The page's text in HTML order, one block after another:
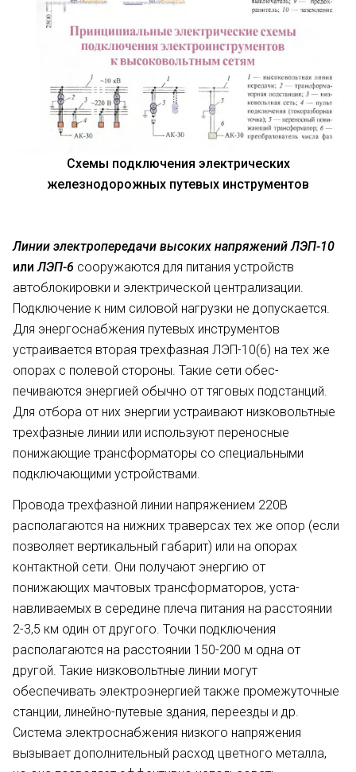
Схемы подключения электрических
железнодорожных путевых инструментов
Линии электропередачи высоких напряжений ЛЭП-10
илиЛЭП-6 сооружаются для питания устройств
автоблокировки и электрической централизации.
Подключение к ним силовой нагрузки не допускается.
Для энергоснабжения путевых инст­рументов
устраивается вторая трех­фазная ЛЭП-10(6) на тех же
опорах с полевой стороны. Такие сети обес­
печиваются энергией обычно от тя­говых подстанций.
Для отбора от них энергии устраивают низковольт­ные
трехфазные линии или исполь­зуют переносные
понижающие трансформаторы со специальными
подключающими устройствами.
Провода трехфазной линии напря­жением 220В
располагаются на нижних траверсах тех же опор (если
позволяет вертикальный габарит) или на опорах
контактной сети. Они получают энергию от
понижающих мачтовых трансформаторов, уста­
навливаемых в середине плеча пита­ния на расстоянии
2-3,5 км один от другого. Точки подключения
располагаются на рассто­янии 150-200 м одна от
другой. Та­кие низковольтные линии могут
обеспечивать электроэнергией также промежуточные
станции, линейно-путевые здания, переезды и др.
Система электроснабжения низко­го напряжения
вызывает дополни­тельный расход цветного металла,